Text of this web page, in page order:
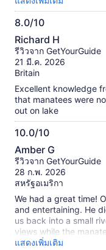
การ
ตรวจ
สอบ
แล้ว
birds. The tour was
beginners!
8.0/10
8.0
จาก
10
Richard H
รีวิวจาก GetYourGuide
21 มี.ค. 2026
Britain
Excellent knowledge
that manatees were
out on lake
10.0/10
10.0
จาก
10
Amber G
รีวิวจาก GetYourGuide
28 ก.พ. 2026
สหรัฐอเมริกา
We had a great time!
and entertaining. He
us back into a small
views while the
recommend this tour,
แสดงเพิ่มเติม